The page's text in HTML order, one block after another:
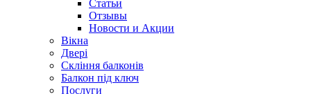
Статьи
Отзывы
Новости и Акции
Вікна
Двері
Скління балконів
Балкон під ключ
Послуги